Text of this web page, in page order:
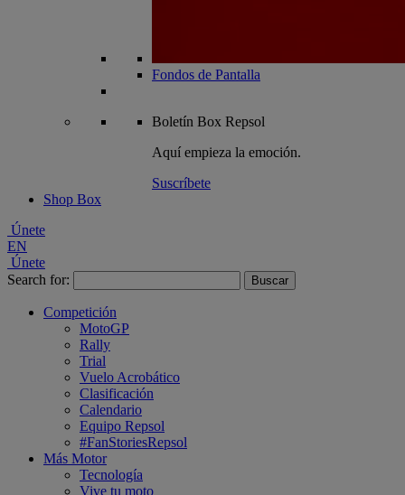
Fondos de Pantalla
Boletín Box Repsol
Aquí empieza la emoción.
Suscríbete
Shop Box
Únete
EN
Únete
Search for:
Competición
MotoGP
Rally
Trial
Vuelo Acrobático
Clasificación
Calendario
Equipo Repsol
#FanStoriesRepsol
Más Motor
Tecnología
Vive tu moto